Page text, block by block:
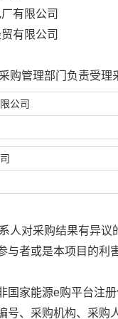
有限公司
有限公司
购管理部门负责受理
公司
人对采购结果有异
与者或是本项目的利
国家能源e购平台注
号、采购机构、采购